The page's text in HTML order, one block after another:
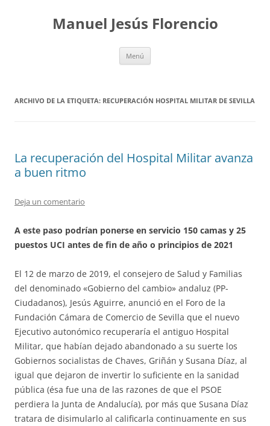
contenidoManuel Jesús Florencio
Menú
ARCHIVO DE LA ETIQUETA: RECUPERACIÓN HOSPITAL MILITAR DE SEVILLA
La recuperación del Hospital Militar avanza
a buen ritmo
Deja un comentario
A este paso podrían ponerse en servicio 150 camas y 25
puestos UCI antes de fin de año o principios de 2021
El 12 de marzo de 2019, el consejero de Salud y Familias
del denominado «Gobierno del cambio» andaluz (PP-
Ciudadanos), Jesús Aguirre, anunció en el Foro de la
Fundación Cámara de Comercio de Sevilla que el nuevo
Ejecutivo autonómico recuperaría el antiguo Hospital
Militar, que habían dejado abandonado a su suerte los
Gobiernos socialistas de Chaves, Griñán y Susana Díaz, al
igual que dejaron de invertir lo suficiente en la sanidad
pública (ésa fue una de las razones de que el PSOE
perdiera la Junta de Andalucía), por más que Susana Díaz
tratara de disimularlo al calificarla continuamente en sus